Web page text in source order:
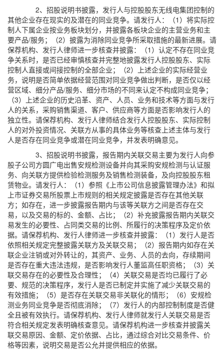
2、招股说明书披露，发行人与控股股东无线电集团控制的
其他企业存在现实的及潜在的同业竞争。请发行人：（1）将实际控
制人下属企业按业务板块划分，并披露各板块企业的主营业务和主
要产品/服务；（2）披露为消除同业竞争所采取措施的最新进展。请
保荐机构、发行人律师进一步核查并披露：（1）认定不存在同业竞
争关系时，是否已经审慎核查并完整地披露发行人控股股东、实际
控制人直接或间接控制的全部企业；（2）上述企业的实际经营业
务，说明是否简单依据经营范围对同业竞争做出判断，是否仅以经
营区域、细分产品/服务、细分市场的不同来认定不构成同业竞争；
（3）上述企业的历史沿革、资产、人员、业务和技术等方面与发行
人的关系，采购销售渠道、客户、供应商等方面是否影响发行人的
独立性。请保荐机构、发行人律师结合发行人控股股东、实际控制
人的对外投资情况、关联方从事的具体业务等核查上述主体与发行
人是否存在同业竞争或潜在同业竞争，并发表明确意见。
3、招股说明书披露，报告期内关联交易主要为发行人向参
股子公司方圆广电出售安规检测设备并向其采购安规检测与认证服
务、向关联方提供检验检测服务及销售检测装备，及向控股股东租
赁物业。请发行人：（1）参照《上市公司信息披露管理办法》和拟
上市证券交易所股票上市规则的相关规定披露是否存在其他关联
方；如存在，进一步披露报告期内与该等关联方之间是否存在交
易，以及交易的标的、金额、占比；（2）补充披露报告期内关联交
易发生的必要性、占同类交易的比例、所履行的决策程序及定价依
据。请保荐机构、发行人律师进一步核查并披露：（1）发行人是否
依照相关规定完整披露关联方及关联交易；（2）报告期内如存在关
联企业注销或对外转让的，其资产、业务、人员的去向，存续期间
是否存在重大违法违规，是否影响发行人董监高任职资格；（3）关
联交易存在的必要性及合理性；（4）关联交易是否均已履行了必
要、规范的决策程序，发行人是否已制定并实施了减少关联交易的
有效措施；（5）是否存在关联交易非关联化的情形；（6）安规检
测业务同业竞争是否彻底消除；（7）发行人的内部控制制度是否健
全且被有效执行。请保荐机构、发行人律师就发行人关联交易是否
符合相关规定发表明确核查意见。请保荐机构进一步核查并披露关
联交易原因、金额、定价依据、占比，通过综合对比交易条件、价
格等因素，说明交易是否公允并提供相应的依据。